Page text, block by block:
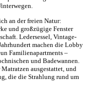
an der freien Natur:
und großzügige Fenster
Ledersessel, Vintage-
machen die Lobby
Familienapartments –
und Badewannen.
ausgestattet, und
die die Strahlung rund um